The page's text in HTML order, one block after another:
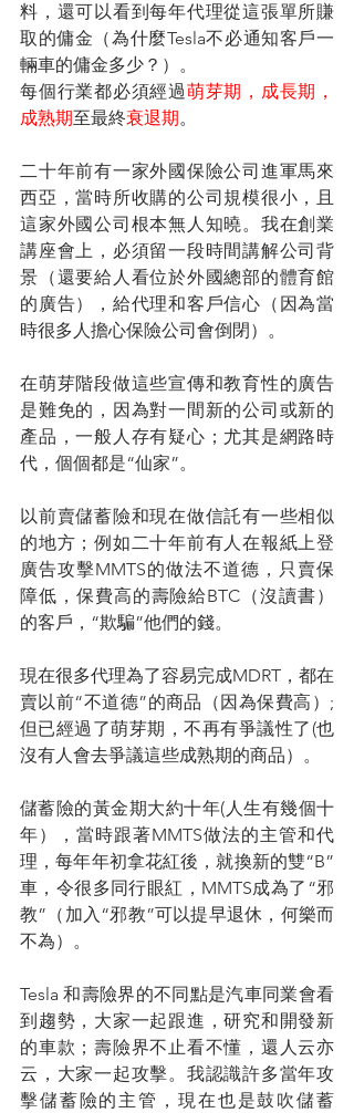
料，還可以看到每年代理從這張單所賺
取的傭金（為什麼Tesla不必通知客戶一
輛車的傭金多少？）。
每個行業都必須經過萌芽期，成長期，
成熟期至最終衰退期。
二十年前有一家外國保險公司進軍馬來
西亞，當時所收購的公司規模很小，且
這家外國公司根本無人知曉。我在創業
講座會上，必須留一段時間講解公司背
景（還要給人看位於外國總部的體育館
的廣告），給代理和客戶信心（因為當
時很多人擔心保險公司會倒閉）。
在萌芽階段做這些宣傳和教育性的廣告
是難免的，因為對一間新的公司或新的
產品，一般人存有疑心；尤其是網路時
代，個個都是“仙家”。
以前賣儲蓄險和現在做信託有一些相似
的地方；例如二十年前有人在報紙上登
廣告攻擊MMTS的做法不道德，只賣保
障低，保費高的壽險給BTC（沒讀書）
的客戶，“欺騙”他們的錢。
現在很多代理為了容易完成MDRT，都在
賣以前“不道德”的商品（因為保費高）;
但已經過了萌芽期，不再有爭議性了(也
沒有人會去爭議這些成熟期的商品）。
儲蓄險的黃金期大約十年(人生有幾個十
年），當時跟著MMTS做法的主管和代
理，每年年初拿花紅後，就換新的雙“B”
車，令很多同行眼紅，MMTS成為了“邪
教”（加入“邪教”可以提早退休，何樂而
不為）。
Tesla 和壽險界的不同點是汽車同業會看
到趨勢，大家一起跟進，研究和開發新
的車款；壽險界不止看不懂，還人云亦
云，大家一起攻擊。我認識許多當年攻
擊儲蓄險的主管，現在也是鼓吹儲蓄